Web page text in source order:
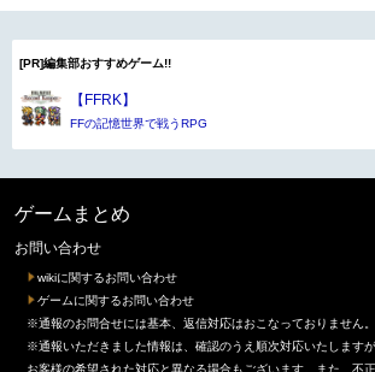
[PR]編集部おすすめゲーム!!
【FFRK】
FFの記憶世界で戦うRPG
ゲームまとめ
お問い合わせ
wikiに関するお問い合わせ
ゲームに関するお問い合わせ
※通報のお問合せには基本、返信対応はおこなっておりません。
※通報いただきました情報は、確認のうえ順次対応いたします
お客様の希望された対応と異なる場合もございます。また、不